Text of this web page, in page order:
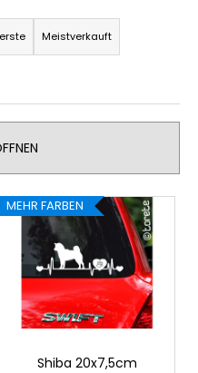
Meistverkauft
MEHR FARBEN
Shiba 20x7,5cm